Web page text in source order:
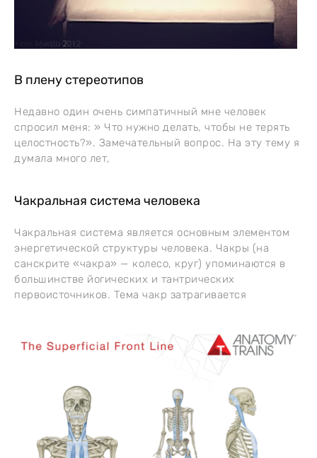
В плену стереотипов
Недавно один очень симпатичный мне человек
спросил меня: » Что нужно делать, чтобы не терять
целостность?». Замечательный вопрос. На эту тему я
думала много лет,
Чакральная система человека
Чакральная система является основным элементом
энергетической структуры человека. Чакры (на
санскрите «чакра» — колесо, круг) упоминаются в
большинстве йогических и тантрических
первоисточников. Тема чакр затрагивается